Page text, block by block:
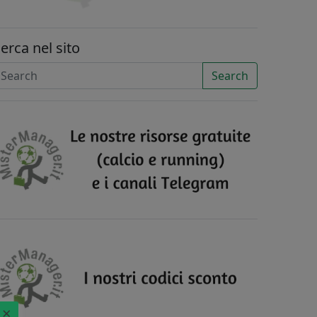
nel sito
Search